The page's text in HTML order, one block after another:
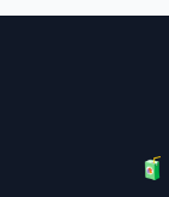
🧃